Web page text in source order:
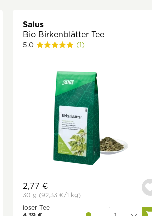
Salus
Bio Birkenblätter Tee
5.0 (1)
2,77 €
30 g (92,33 €/1 kg)
loser Tee